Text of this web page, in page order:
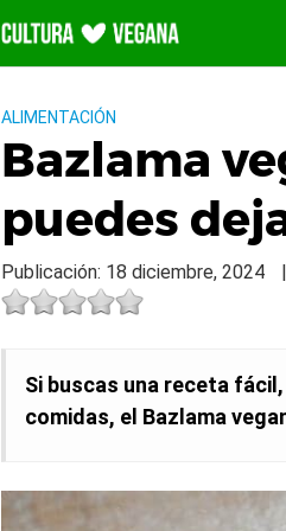
ALIMENTACIÓN
Bazlama
puedes
Publicación: 18 diciembre, 2024 |
Si buscas una receta
comidas, el Bazlama